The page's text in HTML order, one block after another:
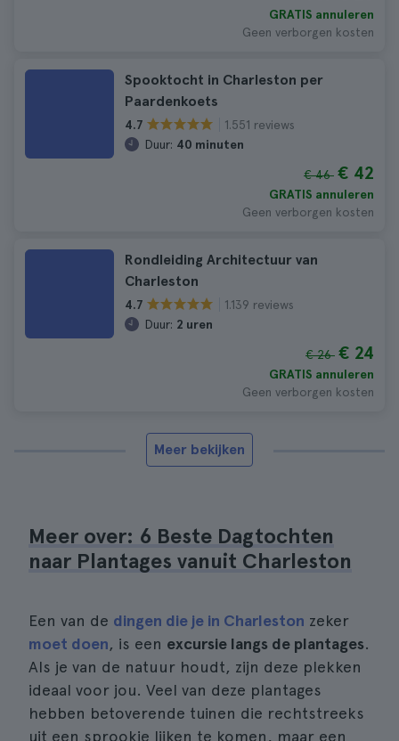
GRATIS annuleren
Geen verborgen kosten
Spooktocht in Charleston per
Paardenkoets
4.7
1.551 reviews
Duur: 40 minuten
€ 46 € 42
GRATIS annuleren
Geen verborgen kosten
Rondleiding Architectuur van
Charleston
4.7
1.139 reviews
Duur: 2 uren
€ 26 € 24
GRATIS annuleren
Geen verborgen kosten
Meer bekijken
Meer over: 6 Beste Dagtochten
naar Plantages vanuit Charleston
Een van de dingen die je in Charleston zeker
moet doen, is een excursie langs de plantages.
Als je van de natuur houdt, zijn deze plekken
ideaal voor jou. Veel van deze plantages
hebben betoverende tuinen die rechtstreeks
uit een sprookje lijken te komen, maar een